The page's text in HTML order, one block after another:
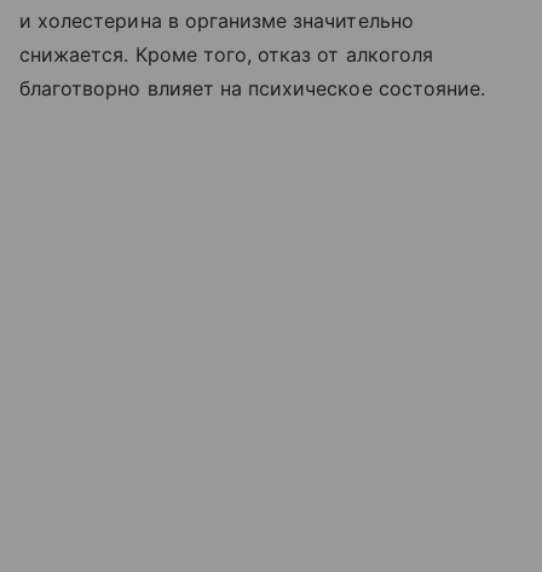
и холестерина в организме значительно
снижается. Кроме того, отказ от алкоголя
благотворно влияет на психическое состояние.